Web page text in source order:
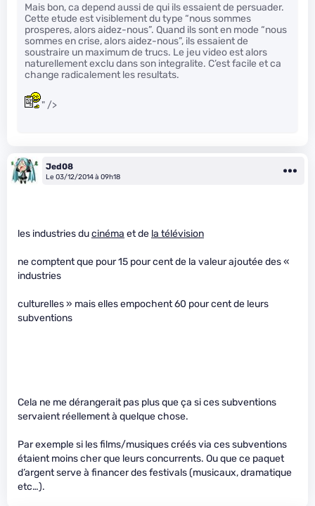
Mais bon, ca depend aussi de qui ils essaient de persuader.
Cette etude est visiblement du type “nous sommes
prosperes, alors aidez-nous”. Quand ils sont en mode “nous
sommes en crise, alors aidez-nous”, ils essaient de
soustraire un maximum de trucs. Le jeu video est alors
naturellement exclu dans son integralite. C’est facile et ca
change radicalement les resultats.
" />
Jed08
Le 03/12/2014 à 09h18
les industries ducinéma et de la télévision
ne comptent que pour 15 pour cent de la valeur ajoutée des «
industries
culturelles » mais elles empochent 60 pour cent de leurs
subventions
Cela ne me dérangerait pas plus que ça si ces subventions
servaient réellement à quelque chose.
Par exemple si les films/musiques créés via ces subventions
étaient moins cher que leurs concurrents. Ou que ce paquet
d’argent serve à financer des festivals (musicaux, dramatique
etc…).